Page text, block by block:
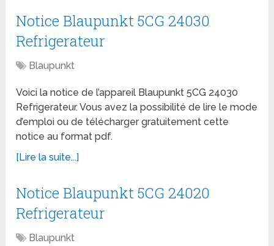
Notice Blaupunkt 5CG 24030
Refrigerateur
Blaupunkt
Voici la notice de l’appareil Blaupunkt 5CG 24030
Refrigerateur. Vous avez la possibilité de lire le mode
d’emploi ou de télécharger gratuitement cette
notice au format pdf.
[Lire la suite...]
Notice Blaupunkt 5CG 24020
Refrigerateur
Blaupunkt